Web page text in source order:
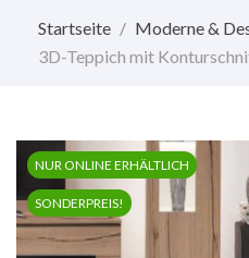
Startseite Moderne &
3D-Teppich mit
NUR ONLINE ERHÄLTLICH
SONDERPREIS!